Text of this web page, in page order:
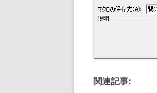
関連記事: